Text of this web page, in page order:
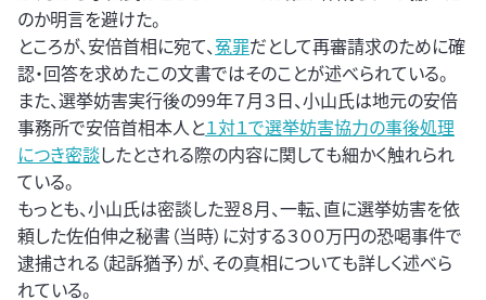
のか明言を避けた。
ところが、安倍首相に宛て、冤罪だとして再審請求のために確
認・回答を求めたこの文書ではそのことが述べられている。
また、選挙妨害実行後の99年７月３日、小山氏は地元の安倍
事務所で安倍首相本人と１対１で選挙妨害協力の事後処理
につき密談したとされる際の内容に関しても細かく触れられ
ている。
もっとも、小山氏は密談した翌８月、一転、直に選挙妨害を依
頼した佐伯伸之秘書（当時）に対する３００万円の恐喝事件で
逮捕される（起訴猶予）が、その真相についても詳しく述べら
れている。